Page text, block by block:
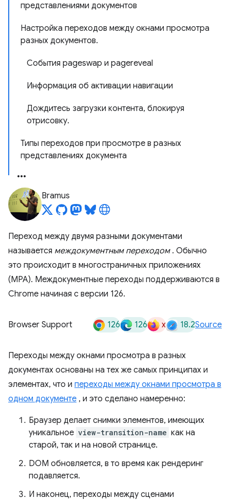
представлениями документов
Настройка переходов между окнами просмотра
разных документов.
События pageswap и pagereveal
Информация об активации навигации
Дождитесь загрузки контента, блокируя
отрисовку.
Типы переходов при просмотре в разных
представлениях документа
Bramus
Переход между двумя разными документами
называется междокументным переходом. Обычно
это происходит в многостраничных приложениях
(MPA). Междокументные переходы поддерживаются в
Chrome начиная с версии 126.
Browser Support 126 126 x 18.2Source
Переходы между окнами просмотра в разных
документах основаны на тех же самых принципах и
элементах, что и переходы между окнами просмотра в
одном документе , и это сделано намеренно:
Браузер делает снимки элементов, имеющих
уникальное view-transition-name как на
старой, так и на новой странице.
DOM обновляется, в то время как рендеринг
подавляется.
И наконец, переходы между сценами